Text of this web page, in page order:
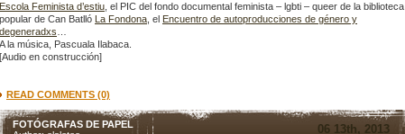
Escola Feminista d’estiu , el PIC del fondo documental feminista – lgbti – queer de la biblioteca
popular de Can Batlló La Fondona , el Encuentro de autoproducciones de género y
degeneradxs
A la música, Pascuala Ilabaca.
[Audio en construcción]
READ COMMENTS (0)
FOTÓGRAFAS DE PAPEL
06 13th, 2013